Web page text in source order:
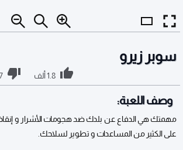
سوبر زيرو
1.8 ألف
وصف اللعبة:
مهمتك هي الدفاع عن بلدك ضد هجومات الأشرار و
على الكثير من المساعدات و تطوير لسلاحك.